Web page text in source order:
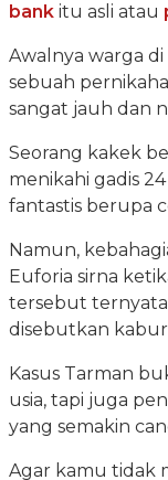
bank itu asli atau
Awalnya warga
sebuah
sangat jauh dan
Seorang kakek
menikahi gadis
fantastis berupa
Namun,
Euforia sirna
tersebut ternyata
disebutkan
Kasus Tarman
usia, tapi juga
yang semakin
Agar kamu tidak